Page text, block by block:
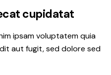
cupidatat
ipsam voluptatem quia
aut fugit, sed dolore sed